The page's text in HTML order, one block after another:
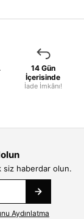
14 Gün
İçerisinde
İade İmkânı!
siz haberdar olun.
Aydınlatma